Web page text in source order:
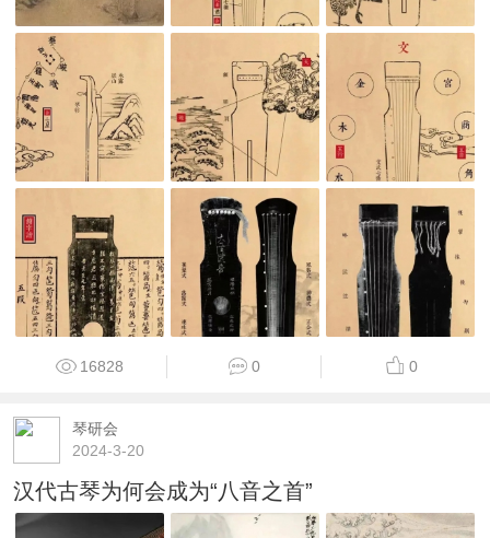
16828 0 0
琴研会
2024-3-20
汉代古琴为何会成为“八音之首”